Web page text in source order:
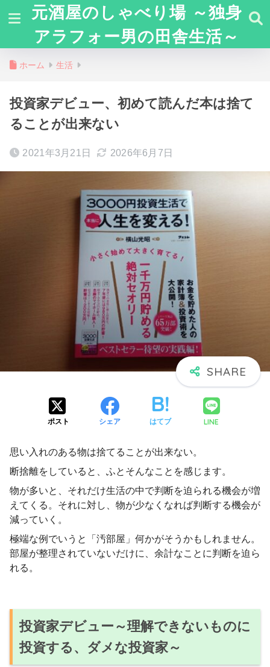
元酒屋のしゃべり場 ～独身
アラフォー男の田舎生活～
ホーム 生活
投資家デビュー、初めて読んだ本は捨て
ることが出来ない
2021年3月21日 2026年6月7日
ポスト シェア はてブ LINE
思い入れのある物は捨てることが出来ない。
断捨離をしていると、ふとそんなことを感じます。
物が多いと、それだけ生活の中で判断を迫られる機会が増
えてくる。それに対し、物が少なくなれば判断する機会が
減っていく。
極端な例でいうと「汚部屋」何かがそうかもしれません。
部屋が整理されていないだけに、余計なことに判断を迫ら
れる。
投資家デビュー～理解できないものに
投資する、ダメな投資家～